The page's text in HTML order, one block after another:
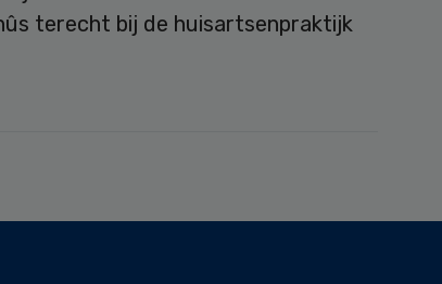
terecht bij de huisartsenpraktijk